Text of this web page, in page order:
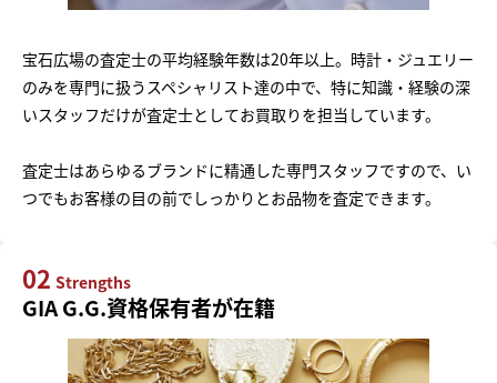
宝石広場の査定士の平均経験年数は20年以上。時計・ジュエリー
のみを専門に扱うスペシャリスト達の中で、特に知識・経験の深
いスタッフだけが査定士としてお買取りを担当しています。
査定士はあらゆるブランドに精通した専門スタッフですので、い
つでもお客様の目の前でしっかりとお品物を査定できます。
02 Strengths
GIA G.G.資格保有者が在籍